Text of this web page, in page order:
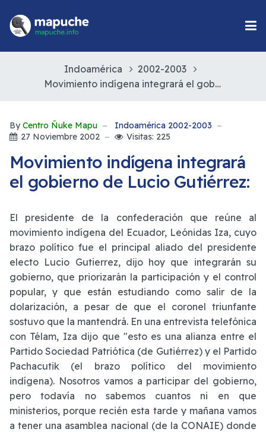
Indoamérica
2002-2003
Movimiento indígena integrará el gobierno de Lucio Gutiérrez:
By Centro Ñuke Mapu
Indoamérica 2002-2003
27 Noviembre 2002
Visitas: 225
Movimiento indígena integrará
el gobierno de Lucio Gutiérrez:
El presidente de la confederación que reúne al
movimiento indígena del Ecuador, Leónidas Iza, cuyo
brazo político fue el principal aliado del presidente
electo Lucio Gutierrez, dijo hoy que integrarán su
gobierno, que priorizarán la participación y el control
popular, y que están estudiando como salir de la
dolarización, a pesar de que el coronel triunfante
sostuvo que la mantendrá. En una entrevista telefónica
con Télam, Iza dijo que "esto es una alianza entre el
Partido Sociedad Patriótica (de Gutiérrez) y el Partido
Pachacutik (el brazo político del movimiento
indígena). Nosotros vamos a participar del gobierno,
pero todavía no sabemos cuantos ni en que
ministerios, porque recién esta tarde y mañana vamos
a tener una asamblea nacional (de la CONAIE) donde